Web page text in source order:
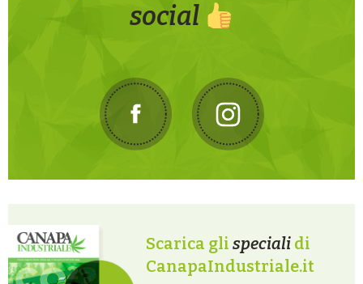
social
Scarica gli speciali di
CanapaIndustriale.it